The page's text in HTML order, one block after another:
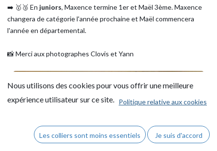
➡️ 🥇🥉 En juniors, Maxence termine 1er et Maël 3ème. Maxence
changera de catégorie l'année prochaine et Maël commencera
l'année en départemental.
📸 Merci aux photographes Clovis et Yann
Nous utilisons des cookies pour vous offrir une meilleure
expérience utilisateur sur ce site. Politique relative aux cookies
Les colliers sont moins essentiels Je suis d'accord